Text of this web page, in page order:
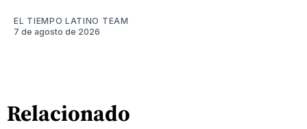
EL TIEMPO LATINO TEAM
7 de agosto de 2026
Relacionado